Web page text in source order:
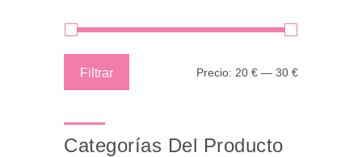
Filtrar Precio: 20 € — 30 €
Categorías Del Producto